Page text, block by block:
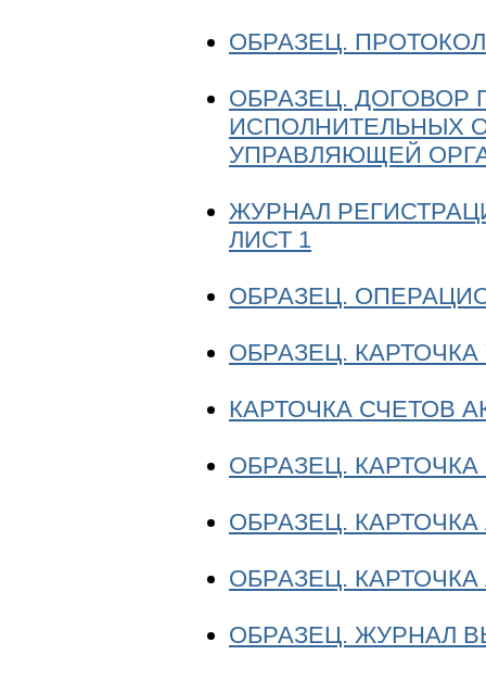
ОБРАЗЕЦ.
ОБРАЗЕЦ.
ИСПОЛНИТЕЛЬНЫХ
УПРАВЛЯЮЩЕЙ
ЖУРНАЛ
ЛИСТ 1
ОБРАЗЕЦ.
ОБРАЗЕЦ.
КАРТОЧКА СЧЕТОВ
ОБРАЗЕЦ.
ОБРАЗЕЦ.
ОБРАЗЕЦ.
ОБРАЗЕЦ. ЖУРНАЛ